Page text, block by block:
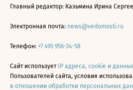
Главный редактор: Казьмина Ирина
Электронная почта: news@vedomosti.ru
Телефон: +7 495 956-34-58
Сайт использует IP адреса, cookie и
Пользователей сайта, условия
в отношении обработки персональных